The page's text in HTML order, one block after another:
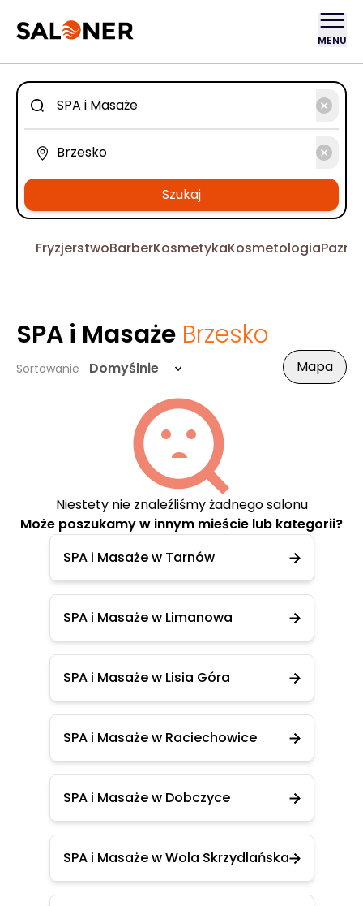
MENU
Szukaj
FryzjerstwoBarberKosmetykaKosmetologia
SPA i Masaże Brzesko
Sortowanie Domyślnie Mapa
Niestety nie znaleźliśmy żadnego salonu
Może poszukamy w innym mieście lub kategorii?
SPA i Masaże w Tarnów
SPA i Masaże w Limanowa
SPA i Masaże w Lisia Góra
SPA i Masaże w Raciechowice
SPA i Masaże w Dobczyce
SPA i Masaże w Wola Skrzydlańska